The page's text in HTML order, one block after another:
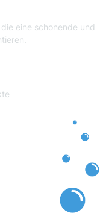
eine schonende und